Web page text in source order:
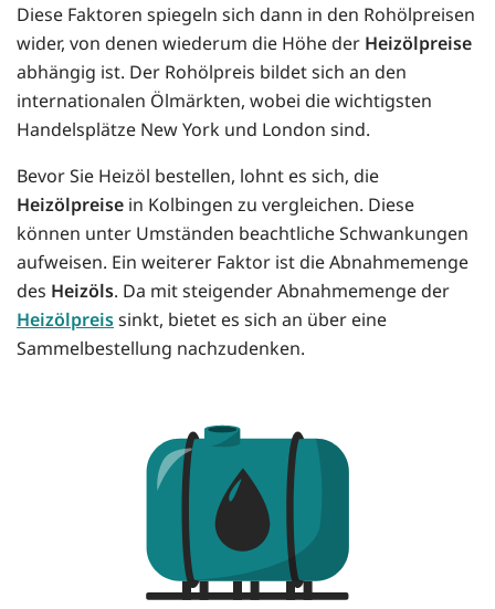
Diese Faktoren spiegeln sich dann in den Rohölpreisen
wider, von denen wiederum die Höhe der Heizölpreise
abhängig ist. Der Rohölpreis bildet sich an den
internationalen Ölmärkten, wobei die wichtigsten
Handelsplätze New York und London sind.
Bevor Sie Heizöl bestellen, lohnt es sich, die
Heizölpreise in Kolbingen zu vergleichen. Diese
können unter Umständen beachtliche Schwankungen
aufweisen. Ein weiterer Faktor ist die Abnahmemenge
des Heizöls. Da mit steigender Abnahmemenge der
Heizölpreissinkt, bietet es sich an über eine
Sammelbestellung nachzudenken.